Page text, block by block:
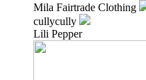
Mila Fairtrade Clothing
cullycully
Lili Pepper